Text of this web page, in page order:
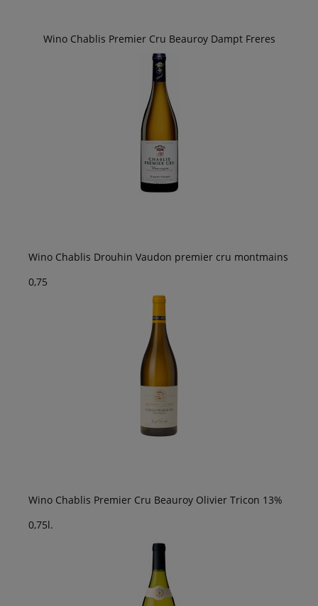
Wino Chablis Premier Cru Beauroy Dampt Freres
Wino Chablis Drouhin Vaudon premier cru montmains
0,75
Wino Chablis Premier Cru Beauroy Olivier Tricon 13%
0,75l.